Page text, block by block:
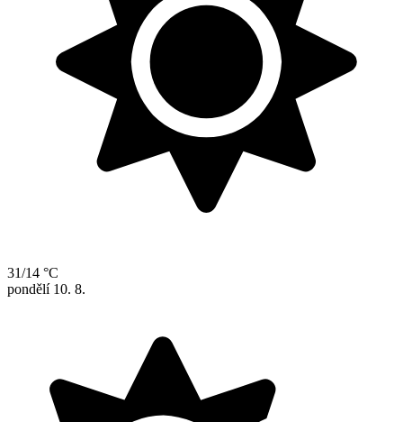
31/14 °C
pondělí 10. 8.